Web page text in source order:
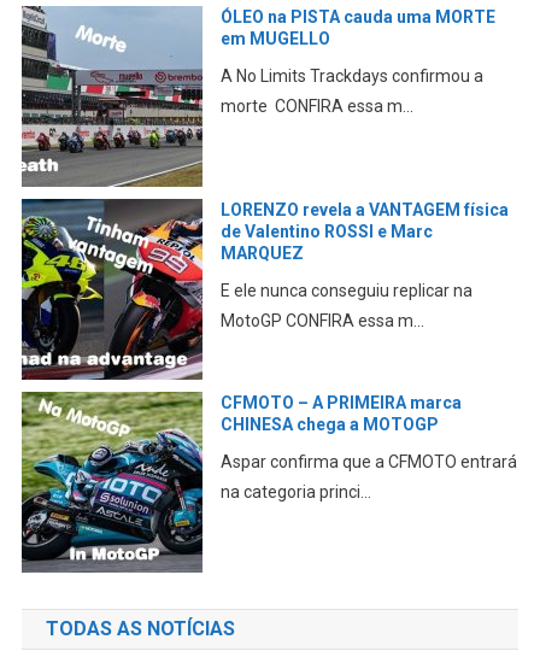
Mundial SUPERBIKE terá motores
1200 CILINDRADAS
O WorldSBK anunciou oficialmente
uma série de alteraçõe...
MOTOGPGAME – COMPARATIVO
MotoGP X Moto2 X Moto3
com cada uma da...
MOTOGP SILVRSTONE – Pré-GP
INFORMAÇÔES, Break news,
Confira aqui todas as informações Pré-
TODAS AS NOTÍCIAS